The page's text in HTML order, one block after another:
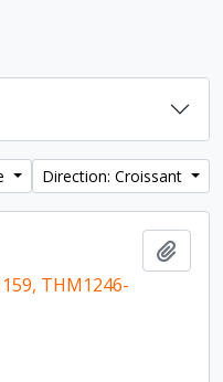
Direction: Croissant
THM1246-